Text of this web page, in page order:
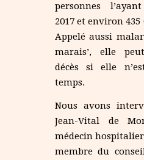
personnes
2017 et environ 435
Appelé aussi
marais’, elle
décès si elle
temps.
Nous avons
Jean-Vital de
médecin
membre du